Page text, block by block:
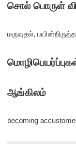
சொல் பொருள்
மருவுதல்,
ஆங்கிலம்
becoming